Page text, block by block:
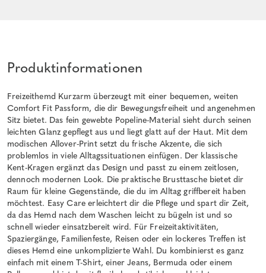
Produktinformationen
Freizeithemd Kurzarm überzeugt mit einer bequemen, weiten
Comfort Fit Passform, die dir Bewegungsfreiheit und angenehmen
Sitz bietet. Das fein gewebte Popeline-Material sieht durch seinen
leichten Glanz gepflegt aus und liegt glatt auf der Haut. Mit dem
modischen Allover-Print setzt du frische Akzente, die sich
problemlos in viele Alltagssituationen einfügen. Der klassische
Kent-Kragen ergänzt das Design und passt zu einem zeitlosen,
dennoch modernen Look. Die praktische Brusttasche bietet dir
Raum für kleine Gegenstände, die du im Alltag griffbereit haben
möchtest. Easy Care erleichtert dir die Pflege und spart dir Zeit,
da das Hemd nach dem Waschen leicht zu bügeln ist und so
schnell wieder einsatzbereit wird. Für Freizeitaktivitäten,
Spaziergänge, Familienfeste, Reisen oder ein lockeres Treffen ist
dieses Hemd eine unkomplizierte Wahl. Du kombinierst es ganz
einfach mit einem T-Shirt, einer Jeans, Bermuda oder einem